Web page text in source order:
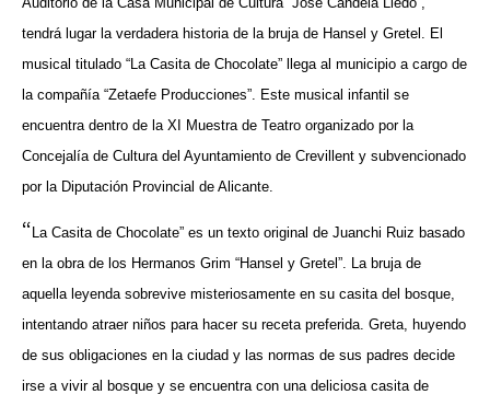
tendrá lugar la verdadera historia de la bruja de Hansel y Gretel. El
musical titulado “La Casita de Chocolate” llega al municipio a cargo de
la compañía “Zetaefe Producciones”. Este musical infantil se
encuentra dentro de la XI Muestra de Teatro organizado por la
Concejalía de Cultura del Ayuntamiento de Crevillent y subvencionado
por la Diputación Provincial de Alicante.
“ La Casita de Chocolate” es un texto original de Juanchi Ruiz basado
en la obra de los Hermanos Grim “Hansel y Gretel”. La bruja de
aquella leyenda sobrevive misteriosamente en su casita del bosque,
intentando atraer niños para hacer su receta preferida. Greta, huyendo
de sus obligaciones en la ciudad y las normas de sus padres decide
irse a vivir al bosque y se encuentra con una deliciosa casita de